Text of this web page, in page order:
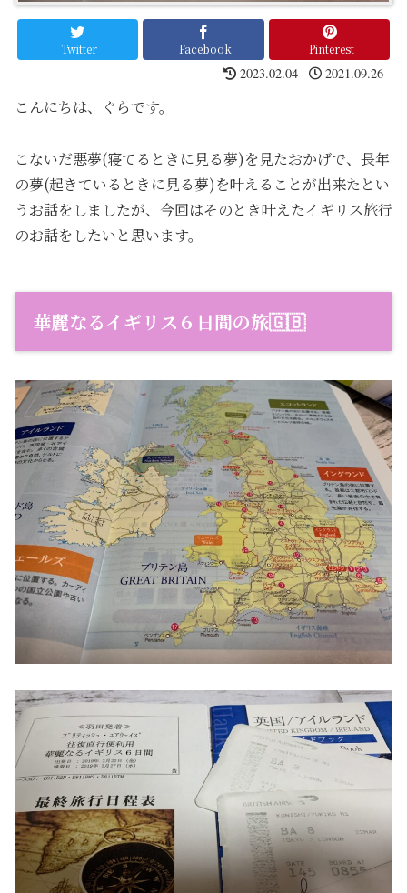
Twitter Facebook Pinterest
2023.02.04 2021.09.26
こんにちは、ぐらです。
こないだ悪夢(寝てるときに見る夢)を見たおかげで、長年
の夢(起きているときに見る夢)を叶えることが出来たとい
うお話をしましたが、今回はそのとき叶えたイギリス旅行
のお話をしたいと思います。
華麗なるイギリス６日間の旅🇬🇧